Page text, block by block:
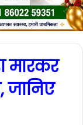
मारकर
जानिए